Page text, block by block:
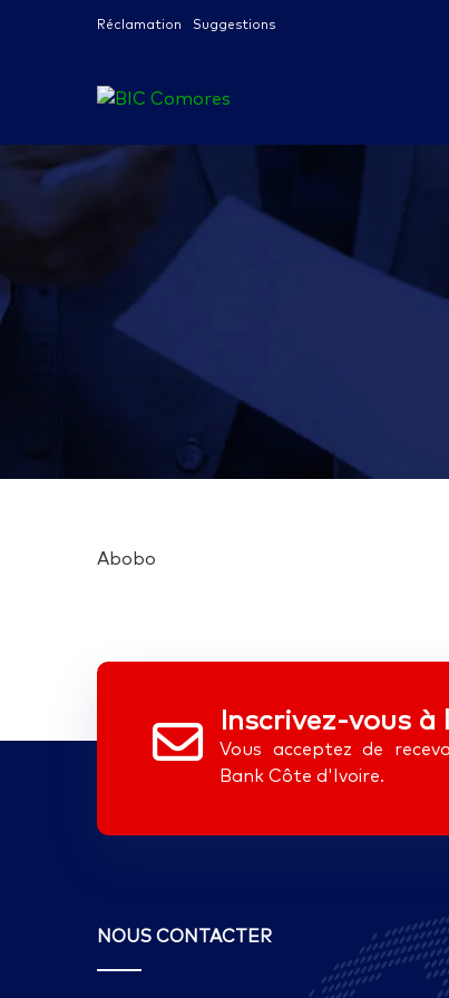
Réclamation Suggestions
Abobo
Inscrivez-vous
Vous acceptez de
Bank Côte d'Ivoire.
NOUS CONTACTER